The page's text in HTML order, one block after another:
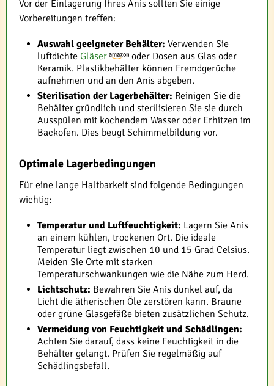
Vor der Einlagerung Ihres Anis sollten Sie einige
Vorbereitungen treffen:
Auswahl geeigneter Behälter: Verwenden Sie
luftdichte Gläser
oder Dosen aus Glas oder
Keramik. Plastikbehälter können Fremdgerüche
aufnehmen und an den Anis abgeben.
Sterilisation der Lagerbehälter: Reinigen Sie die
Behälter gründlich und sterilisieren Sie sie durch
Ausspülen mit kochendem Wasser oder Erhitzen im
Backofen. Dies beugt Schimmelbildung vor.
Optimale Lagerbedingungen
Für eine lange Haltbarkeit sind folgende Bedingungen
wichtig:
Temperatur und Luftfeuchtigkeit: Lagern Sie Anis
an einem kühlen, trockenen Ort. Die ideale
Temperatur liegt zwischen 10 und 15 Grad Celsius.
Meiden Sie Orte mit starken
Temperaturschwankungen wie die Nähe zum Herd.
Lichtschutz: Bewahren Sie Anis dunkel auf, da
Licht die ätherischen Öle zerstören kann. Braune
oder grüne Glasgefäße bieten zusätzlichen Schutz.
Vermeidung von Feuchtigkeit und Schädlingen:
Achten Sie darauf, dass keine Feuchtigkeit in die
Behälter gelangt. Prüfen Sie regelmäßig auf
Schädlingsbefall.